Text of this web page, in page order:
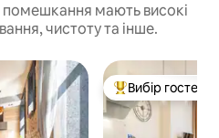
помешкання мають високі
чистоту та інше.
Топ вибір гостей
Вибір гостей